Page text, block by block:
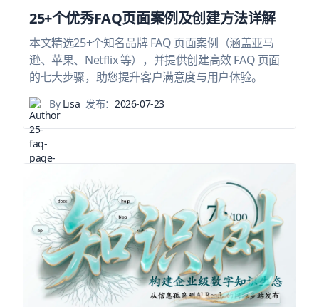
25+个优秀FAQ页面案例及创建方法详解
本文精选25+个知名品牌 FAQ 页面案例（涵盖亚马
逊、苹果、Netflix 等），并提供创建高效 FAQ 页面
的七大步骤，助您提升客户满意度与用户体验。
ByLisa 发布：2026-07-23